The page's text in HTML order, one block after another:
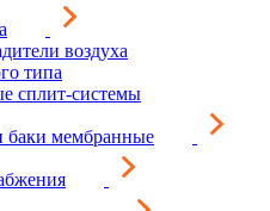
воздуха
типа
сплит-системы
баки мембранные